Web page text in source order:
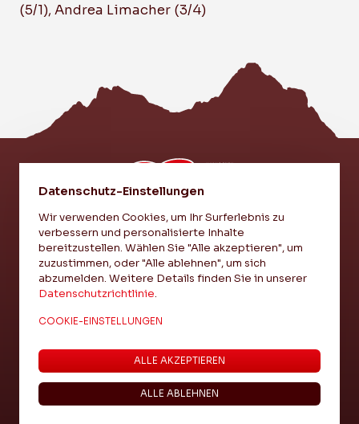
(5/1), Andrea Limacher (3/4)
EI VEREIN - EI LIEBI - EI EINHEIT
IMPRESSUM
Datenschutz-Einstellungen
Wir verwenden Cookies, um Ihr Surferlebnis zu
verbessern und personalisierte Inhalte
bereitzustellen. Wählen Sie "Alle akzeptieren", um
zuzustimmen, oder "Alle ablehnen", um sich
abzumelden. Weitere Details finden Sie in unserer
Datenschutzrichtlinie.
COOKIE-EINSTELLUNGEN
ALLE AKZEPTIEREN
ALLE ABLEHNEN